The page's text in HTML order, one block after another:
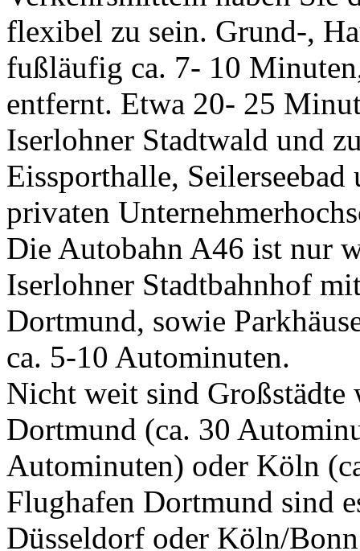
flexibel zu sein. Grund-,
fußläufig ca. 7- 10
entfernt. Etwa 20- 25
Iserlohner Stadtwald und
Eissporthalle,
privaten
Die Autobahn A46 ist nur
Iserlohner Stadtbahnhof
Dortmund, sowie
ca. 5-10 Autominuten.
Nicht weit sind Großstädte
Dortmund (ca. 30
Autominuten) oder Köln
Flughafen Dortmund sind
Düsseldorf oder Köln/